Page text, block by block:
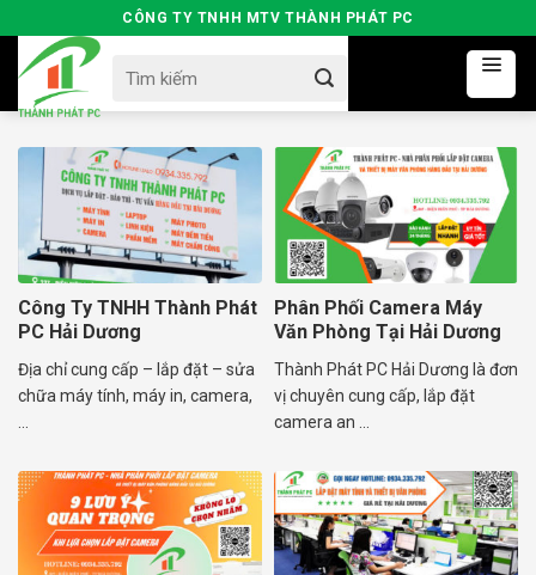
to
content
CÔNG TY TNHH MTV THÀNH PHÁT PC
for:
Công Ty TNHH Thành Phát
PC Hải Dương
Địa chỉ cung cấp – lắp đặt – sửa
chữa máy tính, máy in, camera,
...
Phân Phối Camera Máy
Văn Phòng Tại Hải Dương
Thành Phát PC Hải Dương là đơn
vị chuyên cung cấp, lắp đặt
camera an ...